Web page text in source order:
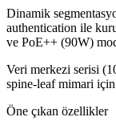
Dinamik
authentication ile
ve PoE++ (90W)
Veri merkezi serisi
spine-leaf mimari
Öne çıkan özellikler